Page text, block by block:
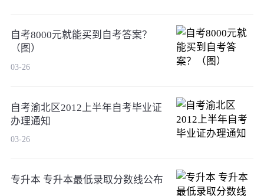
自考8000元就能买到自考答案？
（图）
03-26
自考渝北区2012上半年自考毕业证
办理通知
03-26
专升本 专升本最低录取分数线公布